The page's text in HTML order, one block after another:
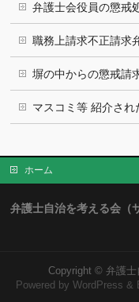
弁護士会役員の懲戒
職務上請求不正請求
塀の中からの懲戒請
マスコミ等 紹介され
ホーム
弁護士自治を考える会（
Copyright © 弁護士
Powered byWordPress &